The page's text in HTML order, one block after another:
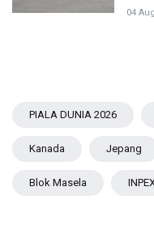
04
PIALA DUNIA 2026
Kanada Jepang
Blok Masela